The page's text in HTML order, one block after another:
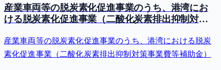
産業車両等の脱炭素化促進事業のうち、港湾にお
ける脱炭素化促進事業（二酸化炭素排出抑制対策
産業車両等の脱炭素化促進事業のうち、港湾における脱炭
素化促進事業（二酸化炭素排出抑制対策事業費等補助金）